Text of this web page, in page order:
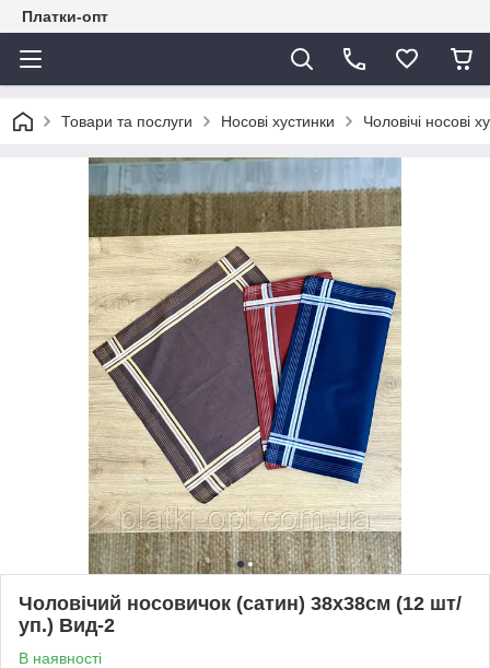
Платки-опт
Товари та послуги Носові хустинки Чоловічі носові
Чоловічий носовичок (сатин) 38х38см (12 шт/
уп.) Вид-2
В наявності